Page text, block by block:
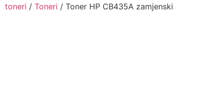
toneri / Toneri / Toner HP CB435A zamjenski